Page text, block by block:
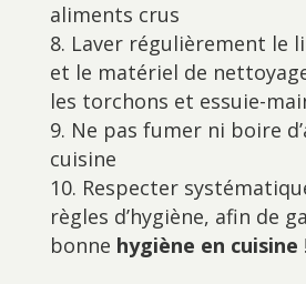
aliments crus
Laver régulièrement le
et le matériel de
les torchons et essuie-
Ne pas fumer ni boire
cuisine
Respecter
règles d’hygiène, afin de
bonne hygiène en cuisine !